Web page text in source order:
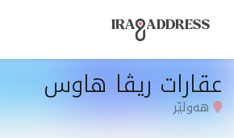
عقارات ریڤا هاوس
هەولێر